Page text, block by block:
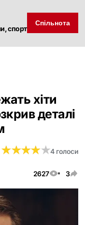
спорт
Спільнота
хіти
деталі
2627 3
★★★★★
★★★★★4 голоси